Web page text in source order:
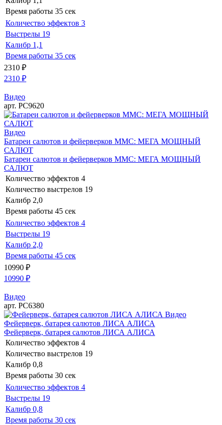
Время работы 35 сек
Количество эффектов 3
Выстрелы 19
Калибр 1,1
Время работы 35 сек
2310 ₽
2310 ₽
Видео
арт. РС9620
Видео
Батареи салютов и фейерверков ММС: МЕГА МОЩНЫЙ
САЛЮТ
Батареи салютов и фейерверков ММС: МЕГА МОЩНЫЙ
САЛЮТ
Количество эффектов 4
Количество выстрелов 19
Калибр 2,0
Время работы 45 сек
Количество эффектов 4
Выстрелы 19
Калибр 2,0
Время работы 45 сек
10990 ₽
10990 ₽
Видео
арт. РС6380
Видео
Фейерверк, батарея салютов ЛИСА АЛИСА
Фейерверк, батарея салютов ЛИСА АЛИСА
Количество эффектов 4
Количество выстрелов 19
Калибр 0,8
Время работы 30 сек
Количество эффектов 4
Выстрелы 19
Калибр 0,8
Время работы 30 сек